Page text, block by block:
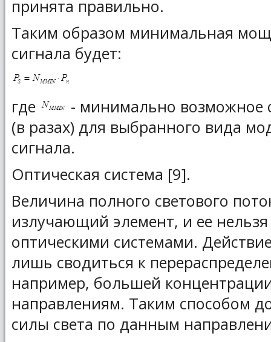
принята правильно.
Таким образом минимальная
сигнала будет:
где
- минимально возможное
(в разах) для выбранного вида
сигнала.
Оптическая система [9].
Величина полного светового
излучающий элемент, и ее
оптическими системами.
лишь сводиться к
например, большей
направлениям. Таким способом
силы света по данным